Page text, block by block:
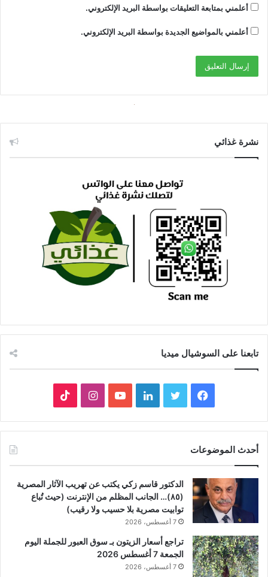
أعلمني بمتابعة التعليقات بواسطة البريد الإلكتروني.
أعلمني بالمواضيع الجديدة بواسطة البريد الإلكتروني.
نشرة غذائي
تابعنا على السوشيال ميديا
فيسبوك تويتر لينكدإنيوتيوبانستقرام
أحدث الموضوعات
الدكتور قاسم زكي يكتب عن تهريب الآثار المصرية
(٨٥)… الجانب المظلم من الإنترنت (حيث تُباع
توابيت مصرية بلا حسيب ولا رقيب)
7 أغسطس، 2026
تراجع أسعار الزيتون بـ سوق العبور للجملة اليوم
الجمعة 7 أغسطس 2026
7 أغسطس، 2026